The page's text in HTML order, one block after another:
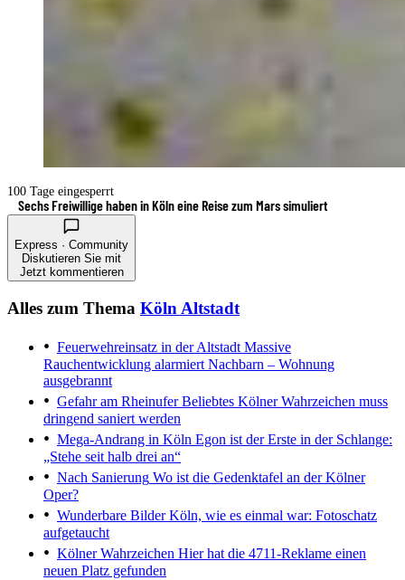
100 Tage eingesperrt
Sechs Freiwillige haben in Köln eine Reise zum Mars simuliert
Express · Community
Diskutieren Sie mit
Jetzt kommentieren
Alles zum Thema Köln Altstadt
Feuerwehreinsatz in der Altstadt Massive
Rauchentwicklung alarmiert Nachbarn – Wohnung
ausgebrannt
Gefahr am RheinuferBeliebtes Kölner Wahrzeichen muss
dringend saniert werden
Mega-Andrang in Köln Egon ist der Erste in der Schlange:
„Stehe seit halb drei an“
Nach Sanierung Wo ist die Gedenktafel an der Kölner
Oper?
Wunderbare BilderKöln, wie es einmal war: Fotoschatz
aufgetaucht
Kölner Wahrzeichen Hier hat die 4711-Reklame einen
neuen Platz gefunden